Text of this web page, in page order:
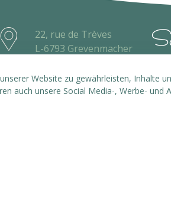
Website zu gewährleisten, Inhalte
auch unsere Social Media-, Werbe- und
22, rue de Trèves
L-6793 Grevenmacher
26 74 59 84
info@eicatcher.lu